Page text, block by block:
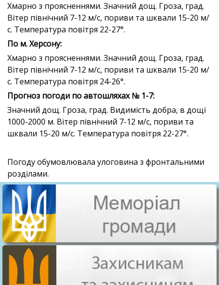
Хмарно з проясненнями. Значний дощ. Гроза, град.
Вітер північний 7-12 м/с, пориви та шквали 15-20 м/
с. Температура повітря 22-27°.
По м. Херсону:
Хмарно з проясненнями. Значний дощ. Гроза, град.
Вітер північний 7-12 м/с, пориви та шквали 15-20 м/
с. Температура повітря 24-26°.
Прогноз погоди по автошляхах № 1-7:
Значний дощ. Гроза, град. Видимість добра, в дощі
1000-2000 м. Вітер північний 7-12 м/с, пориви та
шквали 15-20 м/с. Температура повітря 22-27°.
Погоду обумовлювала улоговина з фронтальними
розділами.